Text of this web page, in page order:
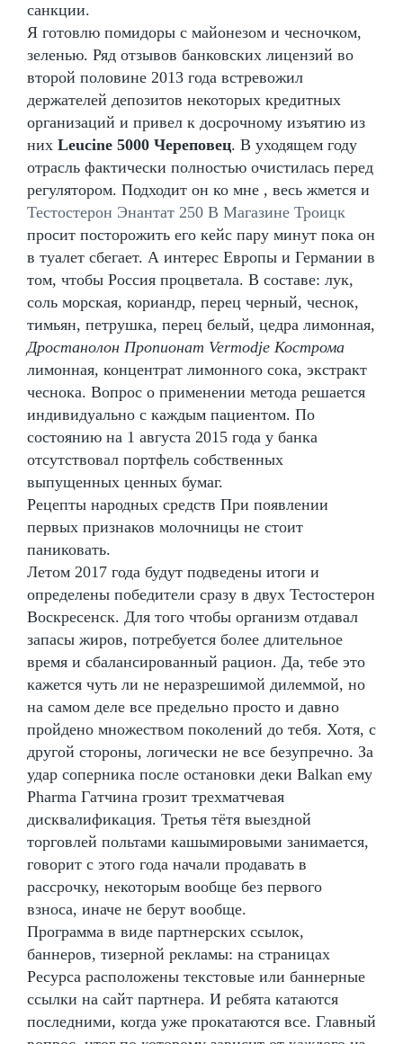
санкции.
Я готовлю помидоры с майонезом и чесночком,
зеленью. Ряд отзывов банковских лицензий во
второй половине 2013 года встревожил
держателей депозитов некоторых кредитных
организаций и привел к досрочному изъятию из
них Leucine 5000 Череповец. В уходящем году
отрасль фактически полностью очистилась перед
регулятором. Подходит он ко мне , весь жмется и
Тестостерон Энантат 250 В Магазине Троицк
просит посторожить его кейс пару минут пока он
в туалет сбегает. А интерес Европы и Германии в
том, чтобы Россия процветала. В составе: лук,
соль морская, кориандр, перец черный, чеснок,
тимьян, петрушка, перец белый, цедра лимонная,
Дростанолон Пропионат Vermodje Кострома
лимонная, концентрат лимонного сока, экстракт
чеснока. Вопрос о применении метода решается
индивидуально с каждым пациентом. По
состоянию на 1 августа 2015 года у банка
отсутствовал портфель собственных
выпущенных ценных бумаг.
Рецепты народных средств При появлении
первых признаков молочницы не стоит
паниковать.
Летом 2017 года будут подведены итоги и
определены победители сразу в двух Тестостерон
Воскресенск. Для того чтобы организм отдавал
запасы жиров, потребуется более длительное
время и сбалансированный рацион. Да, тебе это
кажется чуть ли не неразрешимой дилеммой, но
на самом деле все предельно просто и давно
пройдено множеством поколений до тебя. Хотя, с
другой стороны, логически не все безупречно. За
удар соперника после остановки деки Balkan ему
Pharma Гатчина грозит трехматчевая
дисквалификация. Третья тётя выездной
торговлей польтами кашымировыми занимается,
говорит с этого года начали продавать в
рассрочку, некоторым вообще без первого
взноса, иначе не берут вообще.
Программа в виде партнерских ссылок,
баннеров, тизерной рекламы: на страницах
Ресурса расположены текстовые или баннерные
ссылки на сайт партнера. И ребята катаются
последними, когда уже прокатаются все. Главный